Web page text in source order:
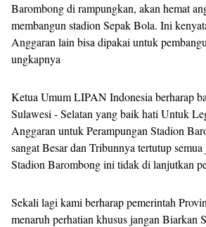
Barombong di rampungkan, akan hemat
membangun stadion Sepak Bola. Ini
Anggaran lain bisa dipakai untuk
ungkapnya
Ketua Umum LIPAN Indonesia berharap
Sulawesi - Selatan yang baik hati Untuk
Anggaran untuk Perampungan Stadion
sangat Besar dan Tribunnya tertutup
Stadion Barombong ini tidak di lanjutkan
Sekali lagi kami berharap pemerintah
menaruh perhatian khusus jangan Biarkan